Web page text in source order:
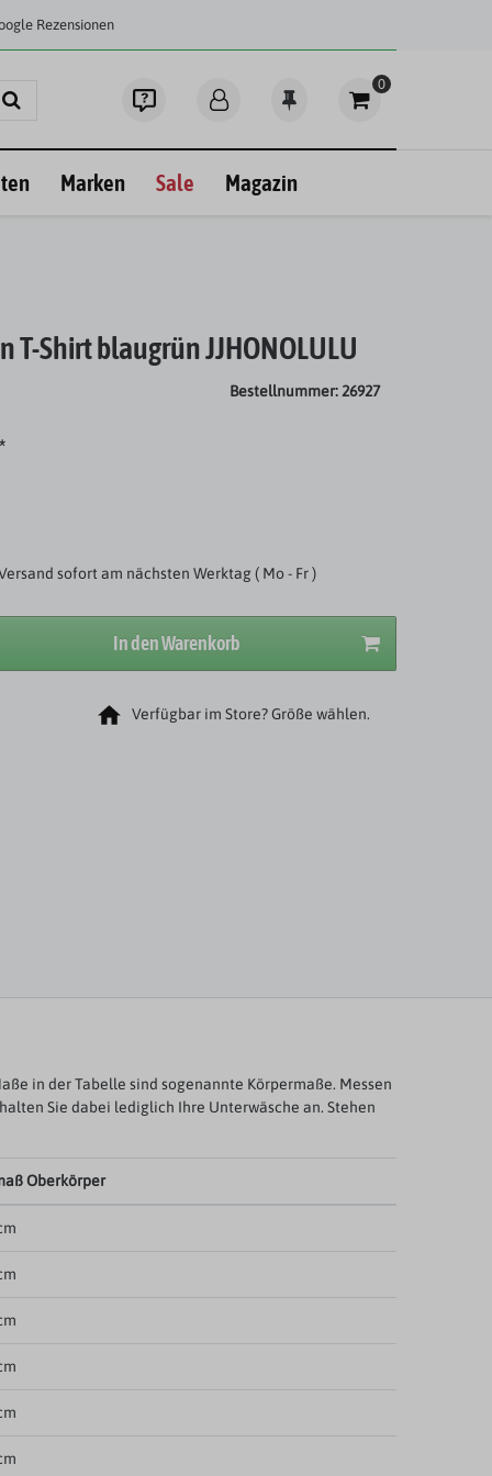
Rezensionen
0
Marken Sale Magazin
T-Shirt blaugrün JJHONOLULU
Bestellnummer: 26927
*
sofort am nächsten Werktag ( Mo - Fr )
In den Warenkorb
Verfügbar im Store? Größe wählen.
in der Tabelle sind sogenannte Körpermaße. Messen
Sie dabei lediglich Ihre Unterwäsche an. Stehen
Oberkörper